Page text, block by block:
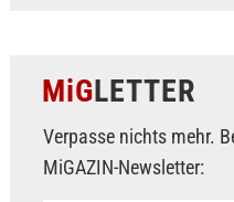
MiGLETTER
Verpasse nichts mehr.
MiGAZIN-Newsletter: